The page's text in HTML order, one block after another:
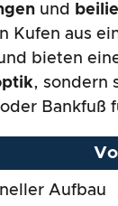
Der Praxistest
Preis-/
Gesamtergebnis
und
Kufen aus
bieten
, sondern
oder Bankfuß
Aufbau